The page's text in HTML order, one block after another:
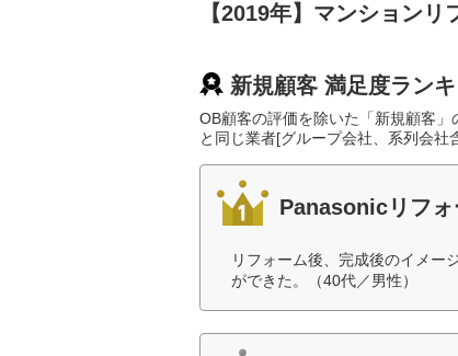
【2019年】マンション
新規顧客 満足度ラン
OB顧客の評価を除いた「新規顧客
と同じ業者[グループ会社、系列会社
Panasonicリフ
リフォーム後、完成後のイメー
ができた。（40代／男性）